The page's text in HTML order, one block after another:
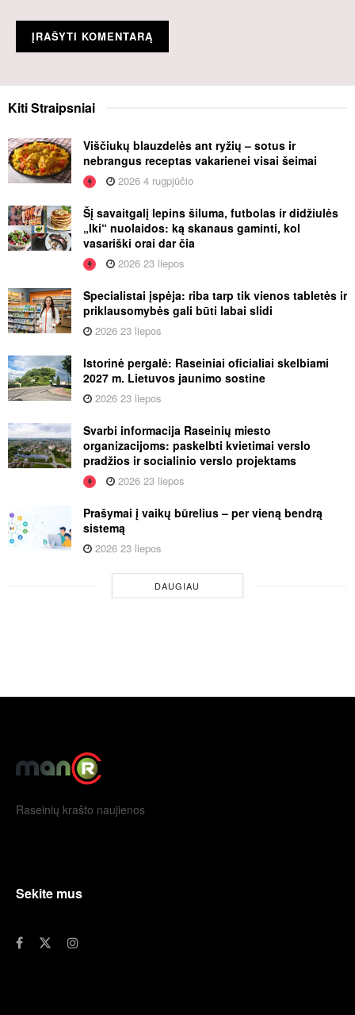
KitiStraipsniai
Viščiukų blauzdelės ant ryžių – sotus ir
nebrangus receptas vakarienei visai šeimai
2026 4 rugpjūčio
Šį savaitgalį lepins šiluma, futbolas ir didžiulės
„Iki“ nuolaidos: ką skanaus gaminti, kol
vasariški orai dar čia
2026 23 liepos
Specialistai įspėja: riba tarp tik vienos tabletės ir
priklausomybės gali būti labai slidi
2026 23 liepos
Istorinė pergalė: Raseiniai oficialiai skelbiami
2027 m. Lietuvos jaunimo sostine
2026 23 liepos
Svarbi informacija Raseinių miesto
organizacijoms: paskelbti kvietimai verslo
pradžios ir socialinio verslo projektams
2026 23 liepos
Prašymai į vaikų būrelius – per vieną bendrą
sistemą
2026 23 liepos
DAUGIAU
Raseinių krašto naujienos
Sekite mus